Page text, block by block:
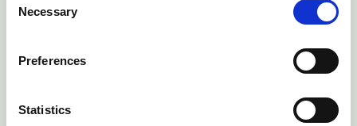
Selection
Necessary
Preferences
Statistics
unterzeichnet werden. Die ausgewählten Projekte müssen
innerhalb von 2,5 Jahren den finanziellen Abschluss erreichen
Finanzhilfevereinbarung mit der Produktion von erneuerbarem
Wasserstoff beginnen. Sie erhalten die gewährte feste Prämie